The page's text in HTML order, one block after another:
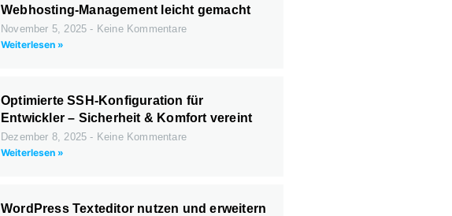
Webhosting-Management leicht gemacht
November 5, 2025
Keine Kommentare
Weiterlesen »
Optimierte SSH-Konfiguration für
Entwickler – Sicherheit & Komfort vereint
Dezember 8, 2025
Keine Kommentare
Weiterlesen »
WordPress Texteditor nutzen und erweitern